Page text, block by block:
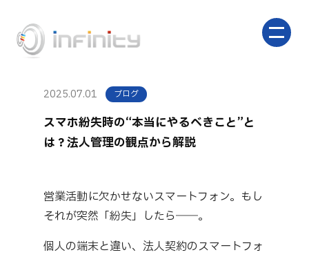
2025.07.01 ブログ
スマホ紛失時の“本当にやるべきこと”と
は？法人管理の観点から解説
営業活動に欠かせないスマートフォン。もし
それが突然「紛失」したら――。
個人の端末と違い、法人契約のスマートフォ